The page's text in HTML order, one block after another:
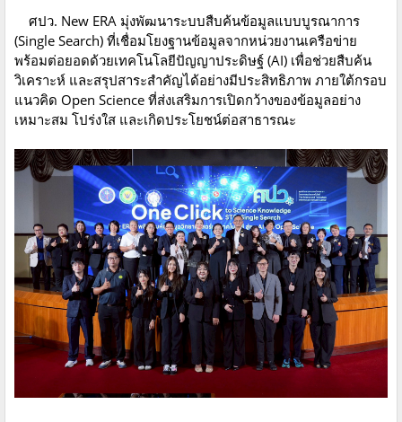
ศปว. New ERA มุ่งพัฒนาระบบสืบค้นข้อมูลแบบบูรณาการ
(Single Search) ที่เชื่อมโยงฐานข้อมูลจากหน่วยงานเครือข่าย
พร้อมต่อยอดด้วยเทคโนโลยีปัญญาประดิษฐ์ (AI) เพื่อช่วยสืบค้น
วิเคราะห์ และสรุปสาระสำคัญได้อย่างมีประสิทธิภาพ ภายใต้กรอบ
แนวคิด Open Science ที่ส่งเสริมการเปิดกว้างของข้อมูลอย่าง
เหมาะสม โปร่งใส และเกิดประโยชน์ต่อสาธารณะ